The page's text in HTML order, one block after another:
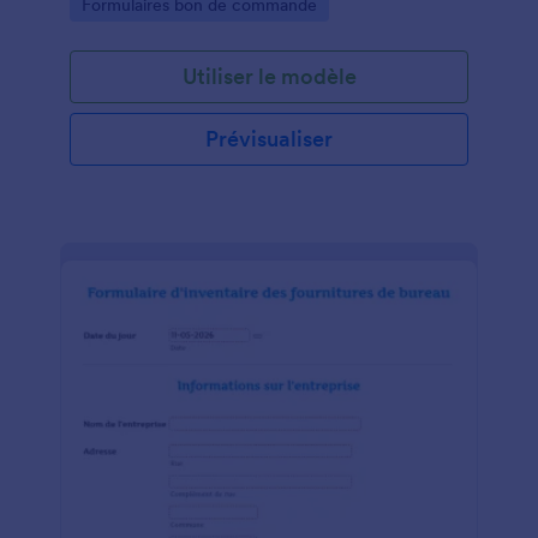
Formulaires bon de commande
Utiliser le modèle
Prévisualiser